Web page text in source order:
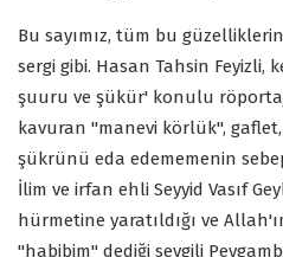
Bu sayımız, tüm bu
sergi gibi. Hasan Tahsin Feyizli,
şuuru ve şükür' konulu
kavuran "manevi körlük",
şükrünü eda edememenin
İlim ve irfan ehli Seyyid Vasıf
hürmetine yaratıldığı ve
"habibim" dediği sevgili